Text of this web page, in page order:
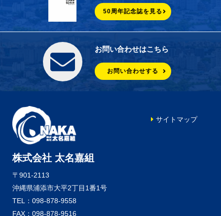
50周年記念誌を見る
お問い合わせはこちら
お問い合わせする
株式会社 太名嘉組
〒901-2113
沖縄県浦添市大平2丁目1番1号
TEL：098-878-9558
FAX：098-878-9516
サイトマップ